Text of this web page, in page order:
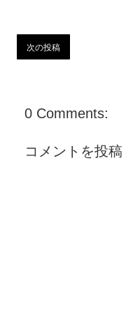
次の投稿
0 Comments:
コメントを投稿